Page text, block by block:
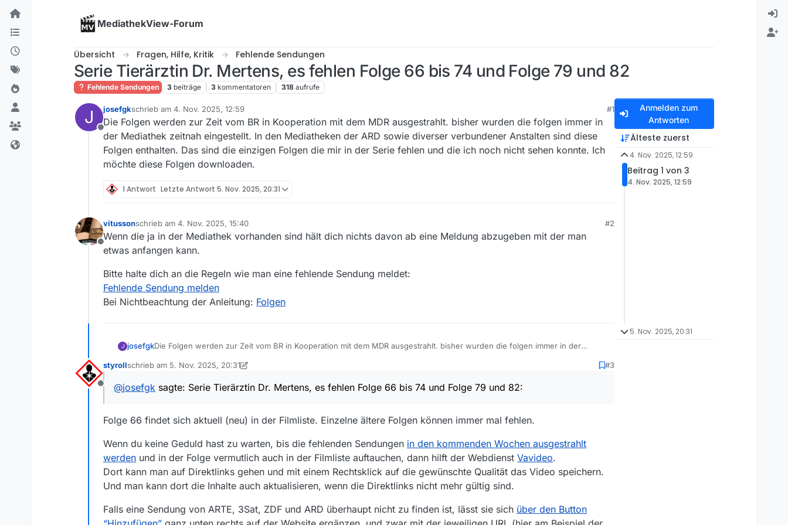
Skip to content
MediathekView-Forum
Übersicht Fragen, Hilfe, Kritik Fehlende Sendungen
Serie Tierärztin Dr. Mertens, es fehlen Folge 66 bis 74 und Folge 79 und 82
Fehlende Sendungen 3 beiträge 3 kommentatoren 318 aufrufe
J
Offline
josefgkschrieb am 4. Nov. 2025, 12:59
zuletzt editiert von
#1
Die Folgen werden zur Zeit vom BR in Kooperation mit dem MDR ausgestrahlt. bisher wurden die folgen immer in
der Mediathek zeitnah eingestellt. In den Mediatheken der ARD sowie diverser verbundener Anstalten sind diese
Folgen enthalten. Das sind die einzigen Folgen die mir in der Serie fehlen und die ich noch nicht sehen konnte. Ich
möchte diese Folgen downloaden.
1 Antwort Letzte Antwort 5. Nov. 2025, 20:31
Offline
vitussonschrieb am 4. Nov. 2025, 15:40
zuletzt editiert von
#2
Wenn die ja in der Mediathek vorhanden sind hält dich nichts davon ab eine Meldung abzugeben mit der man
etwas anfangen kann.
Bitte halte dich an die Regeln wie man eine fehlende Sendung meldet:
Fehlende Sendung melden
Bei Nichtbeachtung der Anleitung: Folgen
J josefgkDie Folgen werden zur Zeit vom BR in Kooperation mit dem MDR ausgestrahlt. bisher wurden die folgen immer in der
enthalten. Das sind die einzigen Folgen die mir in der Serie fehlen und die ich noch nicht sehen konnte. Ich möchte diese
Offline
styrollschrieb am 5. Nov. 2025, 20:31
zuletzt editiert von styroll 11. Mai 2025, 21:32
#3
@josefgk sagte: Serie Tierärztin Dr. Mertens, es fehlen Folge 66 bis 74 und Folge 79 und 82:
Folge 66 findet sich aktuell (neu) in der Filmliste. Einzelne ältere Folgen können immer mal fehlen.
Wenn du keine Geduld hast zu warten, bis die fehlenden Sendungen in den kommenden Wochen ausgestrahlt
werden und in der Folge vermutlich auch in der Filmliste auftauchen, dann hilft der Webdienst Vavideo.
Dort kann man auf Direktlinks gehen und mit einem Rechtsklick auf die gewünschte Qualität das Video speichern.
Und man kann dort die Inhalte auch aktualisieren, wenn die Direktlinks nicht mehr gültig sind.
Falls eine Sendung von ARTE, 3Sat, ZDF und ARD überhaupt nicht zu finden ist, lässt sie sich über den Button
Anmelden zum
Antworten
Älteste zuerst
4. Nov. 2025, 12:59
Beitrag 1 von 3
4. Nov. 2025, 12:59
5. Nov. 2025, 20:31